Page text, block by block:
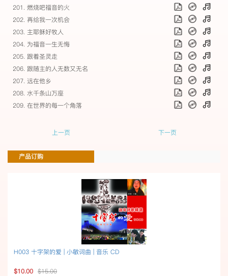
201. 燃烧吧福音的火
202. 再给我一次机会
203. 主耶稣好牧人
204. 为福音一生无悔
205. 跟着圣灵走
206. 跟随主的人无数又无名
207. 远在他乡
208. 水千条山万座
209. 在世界的每一个角落
上一页 下一页
产品订购
H003 十字架的爱 | 小敏词曲 | 音乐 CD
$10.00 $15.00